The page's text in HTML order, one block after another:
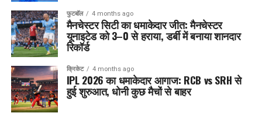
फुटबॉल 4 months ago
मैनचेस्टर सिटी का धमाकेदार जीत: मैनचेस्टर
यूनाइटेड को 3–0 से हराया, डर्बी में बनाया शानदार
रिकॉर्ड
क्रिकेट 4 months ago
IPL 2026 का धमाकेदार आगाज: RCB vs SRH से
हुई शुरुआत, धोनी कुछ मैचों से बाहर